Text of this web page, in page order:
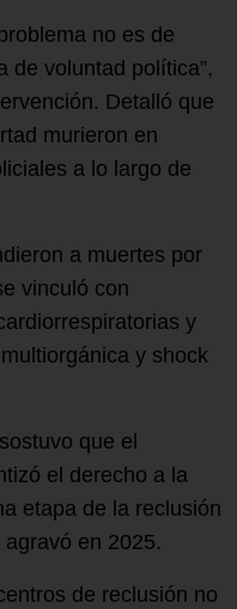
no es de
de voluntad política”,
Detalló que
murieron en
a lo largo de
a muertes por
vinculó con
y
y shock
que el
el derecho a la
etapa de la reclusión
en 2025.
de reclusión no